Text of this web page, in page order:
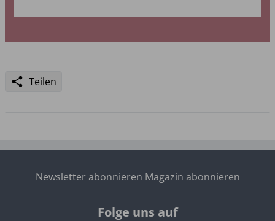
Teilen
Newsletter abonnieren Magazin abonnieren
Folge uns auf